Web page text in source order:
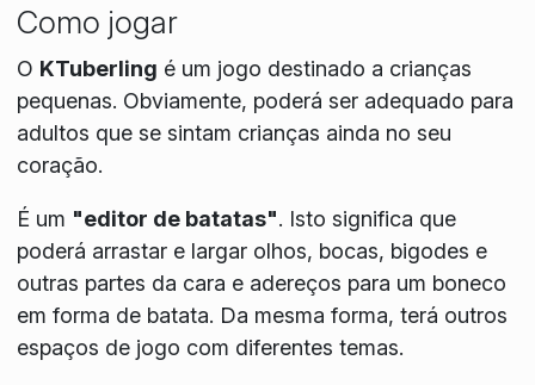
Como jogar
O KTuberling é um jogo destinado a crianças
pequenas. Obviamente, poderá ser adequado para
adultos que se sintam crianças ainda no seu
coração.
É um "editor de batatas". Isto significa que
poderá arrastar e largar olhos, bocas, bigodes e
outras partes da cara e adereços para um boneco
em forma de batata. Da mesma forma, terá outros
espaços de jogo com diferentes temas.